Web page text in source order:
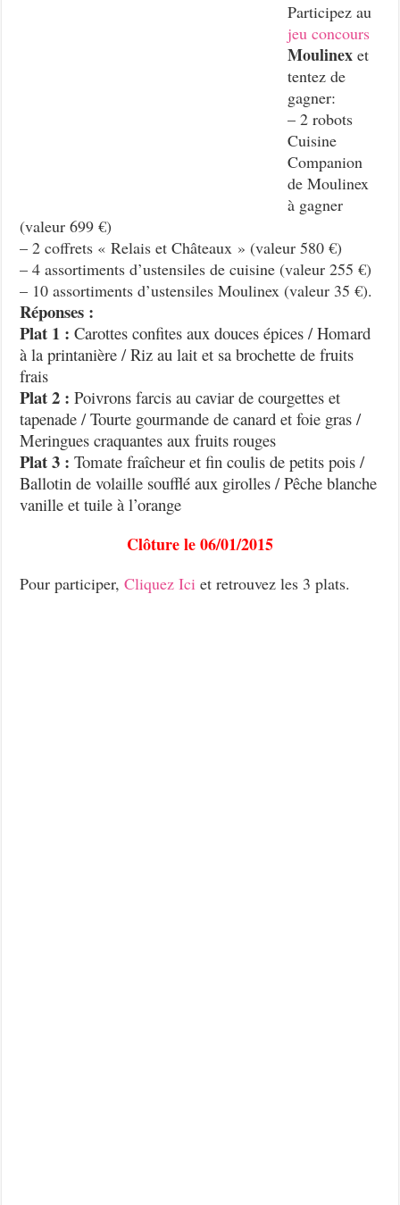
Participez au
jeu concours
Moulinex et
tentez de
gagner:
– 2 robots
Cuisine
Companion
de Moulinex
à gagner
(valeur 699 €)
– 2 coffrets « Relais et Châteaux » (valeur 580 €)
– 4 assortiments d’ustensiles de cuisine (valeur 255 €)
– 10 assortiments d’ustensiles Moulinex (valeur 35 €).
Réponses :
Plat 1 :Carottes confites aux douces épices / Homard
à la printanière / Riz au lait et sa brochette de fruits
frais
Plat 2 : Poivrons farcis au caviar de courgettes et
tapenade / Tourte gourmande de canard et foie gras /
Meringues craquantes aux fruits rouges
Plat 3 : Tomate fraîcheur et fin coulis de petits pois /
Ballotin de volaille soufflé aux girolles / Pêche blanche
vanille et tuile à l’orange
Clôture le 06/01/2015
Pour participer,Cliquez Ici et retrouvez les 3 plats.